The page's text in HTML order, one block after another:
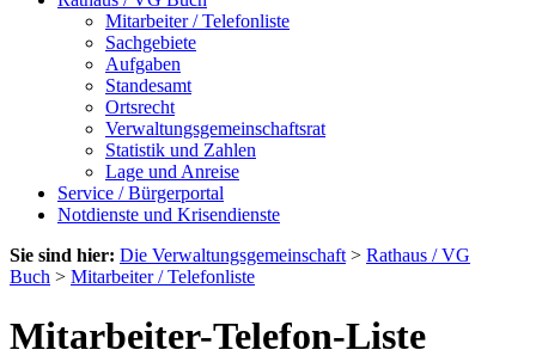
Mitarbeiter / Telefonliste
Sachgebiete
Aufgaben
Standesamt
Ortsrecht
Verwaltungsgemeinschaftsrat
Statistik und Zahlen
Lage und Anreise
Service / Bürgerportal
Notdienste und Krisendienste
Sie sind hier: Die Verwaltungsgemeinschaft > Rathaus / VG
Buch > Mitarbeiter / Telefonliste
Mitarbeiter-Telefon-Liste